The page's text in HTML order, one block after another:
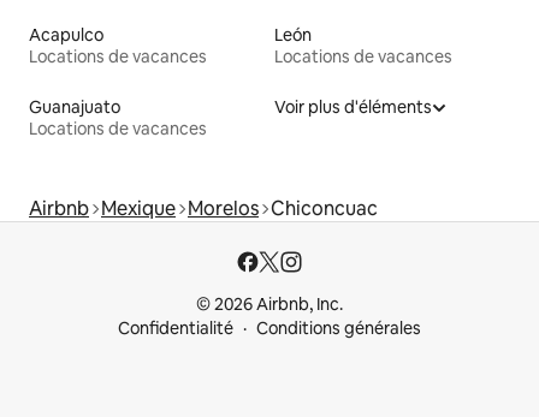
Acapulco
Locations de vacances
León
Locations de vacances
Guanajuato
Locations de vacances
Voir plus d'éléments
Airbnb Mexique Morelos Chiconcuac
© 2026 Airbnb, Inc.
Confidentialité
Conditions générales